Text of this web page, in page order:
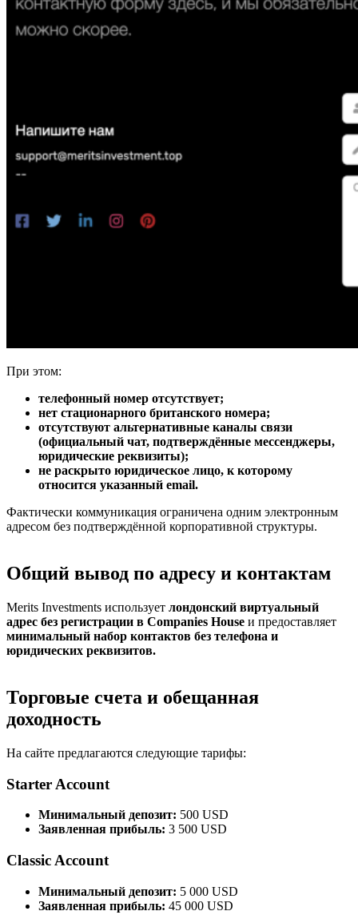
При этом:
телефонный номер отсутствует;
нет стационарного британского номера;
отсутствуют альтернативные каналы связи
(официальный чат, подтверждённые мессенджеры,
юридические реквизиты);
не раскрыто юридическое лицо, к которому
относится указанный email.
Фактически коммуникация ограничена одним электронным
адресом без подтверждённой корпоративной структуры.
Общий вывод по адресу и контактам
Merits Investments использует лондонский виртуальный
адрес без регистрации в Companies House и предоставляет
минимальный набор контактов без телефона и
юридических реквизитов.
Торговые счета и обещанная
доходность
На сайте предлагаются следующие тарифы:
Starter Account
Минимальный депозит: 500 USD
Заявленная прибыль: 3 500 USD
Classic Account
Минимальный депозит: 5 000 USD
Заявленная прибыль: 45 000 USD